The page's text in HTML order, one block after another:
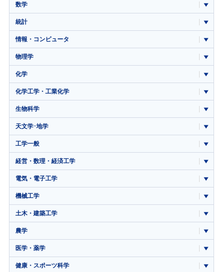
数学
統計
情報・コンピュータ
物理学
化学
化学工学・工業化学
生物科学
天文学･地学
工学一般
経営・数理・経済工学
電気・電子工学
機械工学
土木・建築工学
農学
医学・薬学
健康・スポーツ科学